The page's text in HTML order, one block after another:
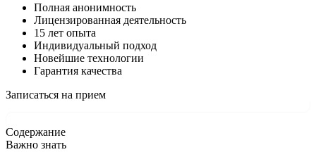
Полная анонимность
Лицензированная деятельность
15 лет опыта
Индивидуальный подход
Новейшие технологии
Гарантия качества
Записаться на прием
Содержание
Важно знать